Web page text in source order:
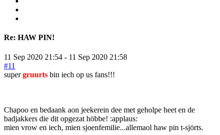
Re: HAW PIN!
11 Sep 2020 21:54 - 11 Sep 2020 21:58
#11
supergruurts bin iech op us fans!!!
Chapoo en bedaank aon jeekerein dee met geholpe heet en de
badjakkers die dit opgezat höbbe! :applaus:
mien vrow en iech, mien sjoenfemilie...allemaol haw pin t-sjörts.